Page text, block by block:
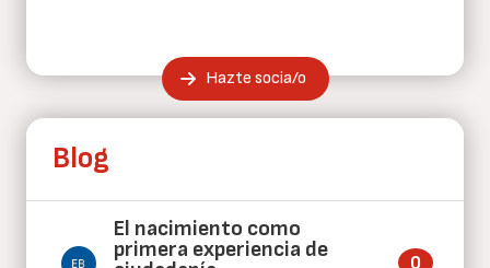
Hazte socia/o
Blog
El nacimiento como
primera experiencia de